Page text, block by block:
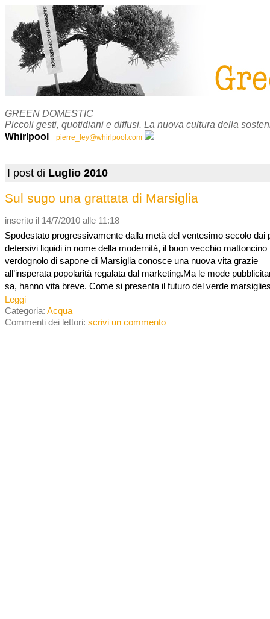
GREEN DOMESTIC
Piccoli gesti, quotidiani e diffusi. La nuova cultura della
Whirlpool
pierre_ley@whirlpool.com
I post di Luglio 2010
Sul sugo una grattata di Marsiglia
inserito il 14/7/2010 alle 11:18
Spodestato progressivamente dalla metà del ventesimo secolo dai
detersivi liquidi in nome della modernità, il buon vecchio mattoncino
verdognolo di sapone di Marsiglia conosce una nuova vita grazie
all’insperata popolarità regalata dal marketing.Ma le mode
sa, hanno vita breve. Come si presenta il futuro del verde
Leggi
Categoria: Acqua
Commenti dei lettori: scrivi un commento